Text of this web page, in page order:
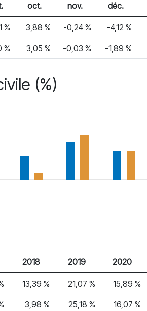
oct. nov. déc.
% 3,88 % -0,24 % -4,12 %
% 3,05 % -0,03 % -1,89 %
(%)
2018 2019 2020
13,39 % 21,07 % 15,89 %
3,98 % 25,18 % 16,07 %